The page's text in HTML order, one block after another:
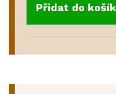
Přidat do